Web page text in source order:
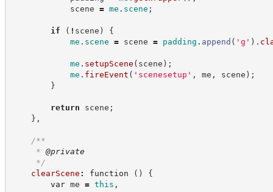
scene = me . scene ;
if ( ! scene )
{
me . scene = scene = padding . append ( ' g ' ) .
me . setupScene ( scene ) ;
me . fireEvent ( ' scenesetup ' , me , scene ) ;
}
return scene ;
} ,
/**
* @private
*/
clearScene : function ( )
{
var me = this ,